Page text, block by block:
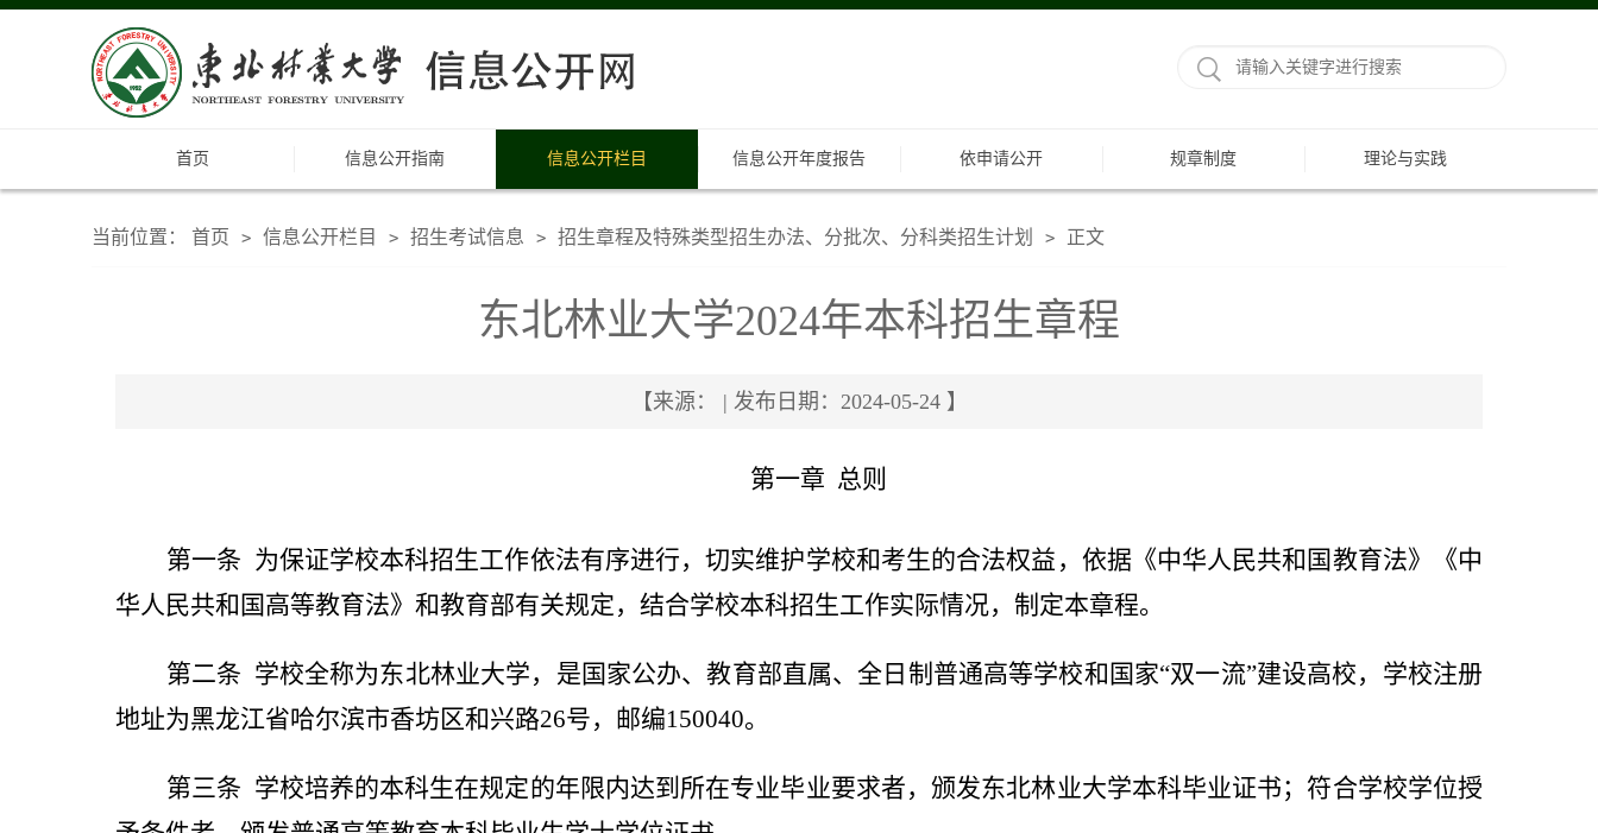
首页 信息公开指南 信息公开栏目 信息公开年度报告 依申请公开 规章制度 理论与实践
当前位置： 首页 > 信息公开栏目 > 招生考试信息 > 招生章程及特殊类型招生办法、分批次、分科类招生计划 > 正文
东北林业大学2024年本科招生章程
【来源： | 发布日期：2024-05-24 】
第一章 总则
第一条 为保证学校本科招生工作依法有序进行，切实维护学校和考生的合法权益，依据《中华人民共和国教育法》《中
华人民共和国高等教育法》和教育部有关规定，结合学校本科招生工作实际情况，制定本章程。
第二条 学校全称为东北林业大学，是国家公办、教育部直属、全日制普通高等学校和国家“双一流”建设高校，学校注册
地址为黑龙江省哈尔滨市香坊区和兴路26号，邮编150040。
第三条 学校培养的本科生在规定的年限内达到所在专业毕业要求者，颁发东北林业大学本科毕业证书；符合学校学位授